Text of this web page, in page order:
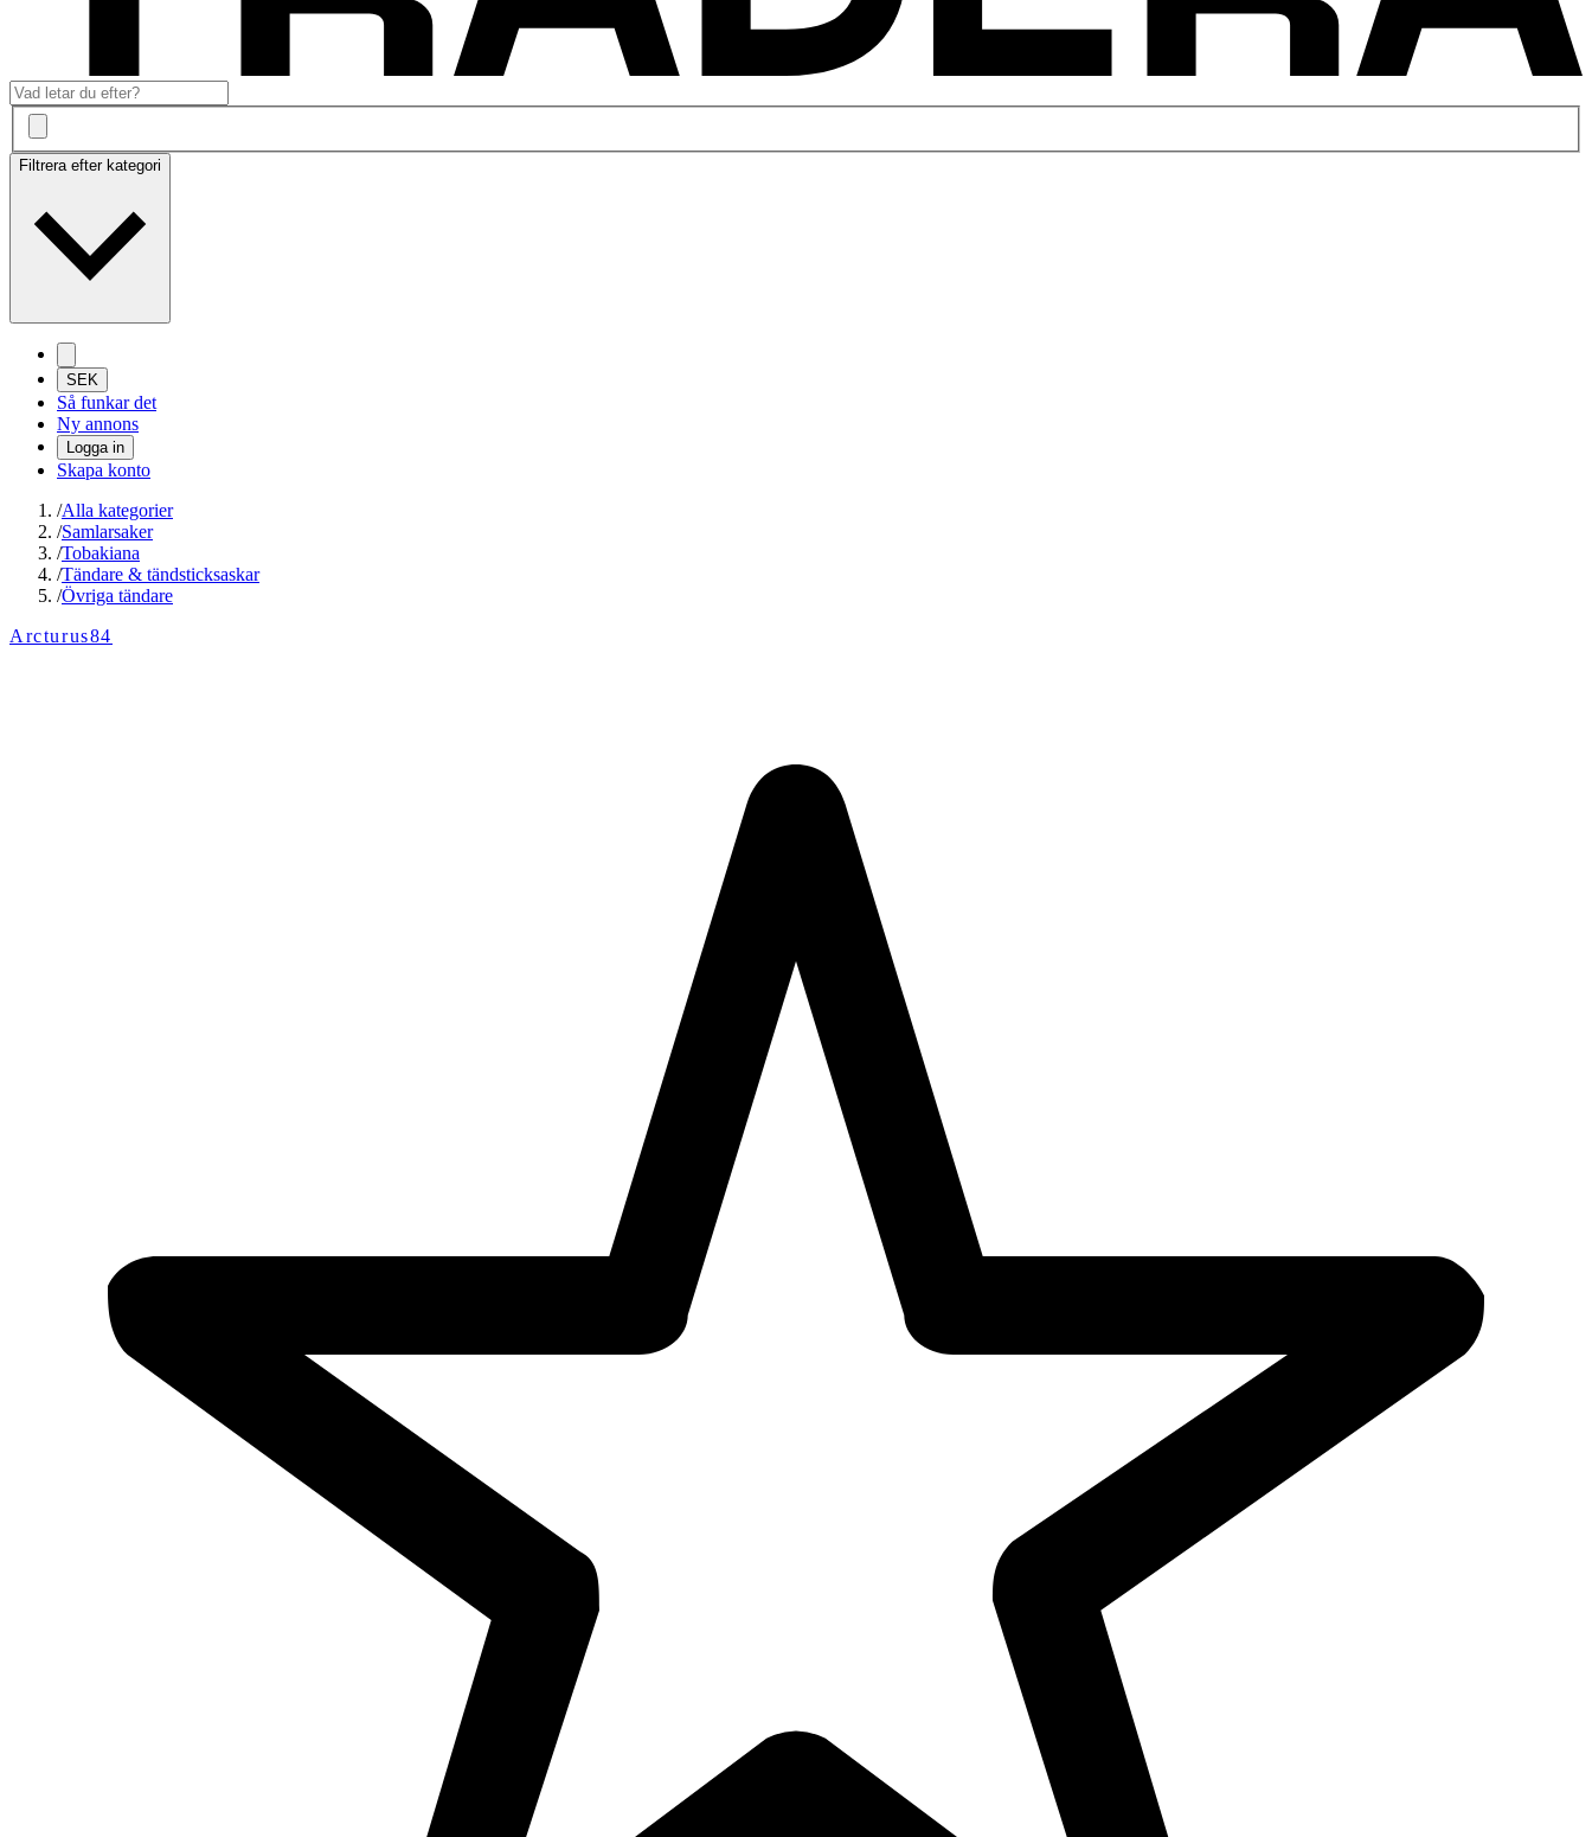
Filtrera efter kategori
SEK
Så funkar det
Ny annons
Logga in
Skapa konto
/Alla kategorier
/Samlarsaker
/Tobakiana
/Tändare & tändsticksaskar
/Övriga tändare
Arcturus84